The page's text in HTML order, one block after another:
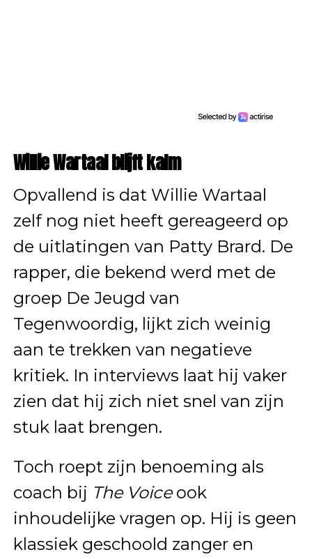
Willie Wartaal blijft kalm
Opvallend is dat Willie Wartaal
zelf nog niet heeft gereageerd op
de uitlatingen van Patty Brard. De
rapper, die bekend werd met de
groep De Jeugd van
Tegenwoordig, lijkt zich weinig
aan te trekken van negatieve
kritiek. In interviews laat hij vaker
zien dat hij zich niet snel van zijn
stuk laat brengen.
Toch roept zijn benoeming als
coach bij The Voiceook
inhoudelijke vragen op. Hij is geen
klassiek geschoold zanger en